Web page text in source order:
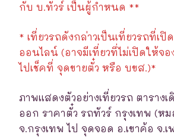
กับ บ.ทัวร์ เป็นผู้กำหนด **
* เที่ยวรถดังกล่าวเป็นเที่ยวรถที่เปิ
ออนไลน์ (อาจมีเที่ยวที่ไม่เปิดให้จ
ไปเช็คที่ จุดขายตั๋ว หรือ บขส.)*
ภาพแสดงตัวอย่างเที่ยวรถ ตารางเ
ออก ราคาตั๋ว รถทัวร์ กรุงเทพ (ห
จ.กรุงเทพ ไป จุดจอด อ.เขาค้อ จ.